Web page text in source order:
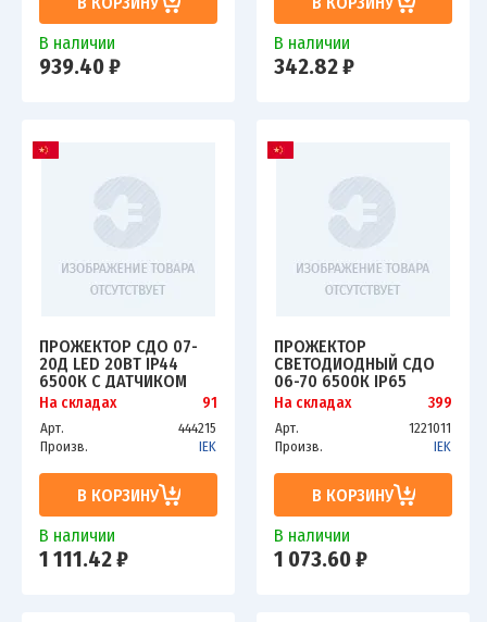
В наличии
939.40 ₽
В наличии
342.82 ₽
ПРОЖЕКТОР СДО 07-
20Д LED 20ВТ IP44
6500К С ДАТЧИКОМ
ДВИЖ. СЕР. ИЭК
LPDO702-20-K03
На складах 91
Арт.
444215
Произв.
IEK
В КОРЗИНУ
В наличии
1 111.42 ₽
ПРОЖЕКТОР
СВЕТОДИОДНЫЙ СДО
06-70 6500К IP65
ЧЕРН. ИЭК LPDO601-70-
На складах 399
Арт.
1221011
Произв.
IEK
В КОРЗИНУ
В наличии
1 073.60 ₽